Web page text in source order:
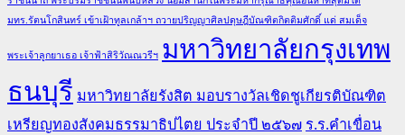
มทร.รัตนโกสินทร์ เข้าเฝ้าทูลเกล้าฯ ถวายปริญญาศิลปดุษฎีบัณฑิตกิตติมศักดิ์ แด่ สมเด็จ
พระเจ้าลูกยาเธอ เจ้าฟ้าสิริวัณณวรีฯ มหาวิทยาลัยกรุงเทพ
ธนบุรี มหาวิทยาลัยรังสิต มอบรางวัลเชิดชูเกียรติบัณฑิต
เหรียญทองสังคมธรรมาธิปไตย ประจำปี ๒๕๖๗ ร.ร.คำเขื่อน